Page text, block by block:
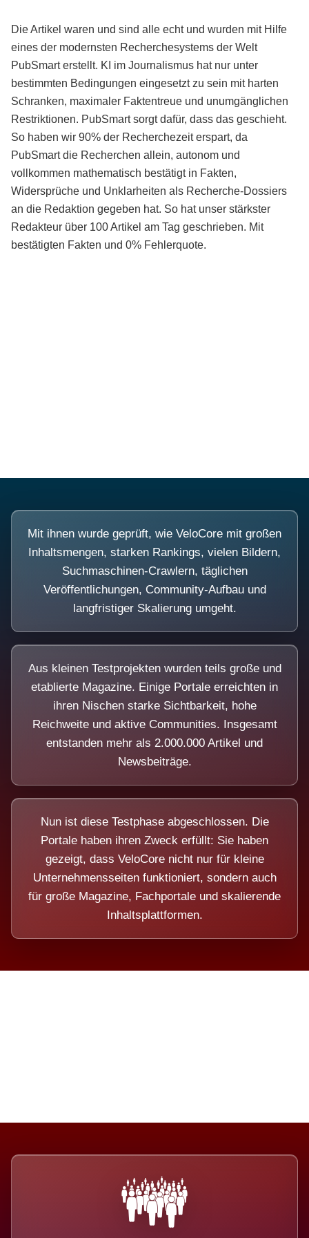
Die Artikel waren und sind alle echt und wurden mit Hilfe
eines der modernsten Recherchesystems der Welt
PubSmart erstellt. KI im Journalismus hat nur unter
bestimmten Bedingungen eingesetzt zu sein mit harten
Schranken, maximaler Faktentreue und unumgänglichen
Restriktionen. PubSmart sorgt dafür, dass das geschieht.
So haben wir 90% der Recherchezeit erspart, da
PubSmart die Recherchen allein, autonom und
vollkommen mathematisch bestätigt in Fakten,
Widersprüche und Unklarheiten als Recherche-Dossiers
an die Redaktion gegeben hat. So hat unser stärkster
Redakteur über 100 Artikel am Tag geschrieben. Mit
bestätigten Fakten und 0% Fehlerquote.
Mit ihnen wurde geprüft, wie VeloCore mit großen
Inhaltsmengen, starken Rankings, vielen Bildern,
Suchmaschinen-Crawlern, täglichen
Veröffentlichungen, Community-Aufbau und
langfristiger Skalierung umgeht.
Aus kleinen Testprojekten wurden teils große und
etablierte Magazine. Einige Portale erreichten in
ihren Nischen starke Sichtbarkeit, hohe
Reichweite und aktive Communities. Insgesamt
entstanden mehr als 2.000.000 Artikel und
Newsbeiträge.
Nun ist diese Testphase abgeschlossen. Die
Portale haben ihren Zweck erfüllt: Sie haben
gezeigt, dass VeloCore nicht nur für kleine
Unternehmensseiten funktioniert, sondern auch
für große Magazine, Fachportale und skalierende
Inhaltsplattformen.